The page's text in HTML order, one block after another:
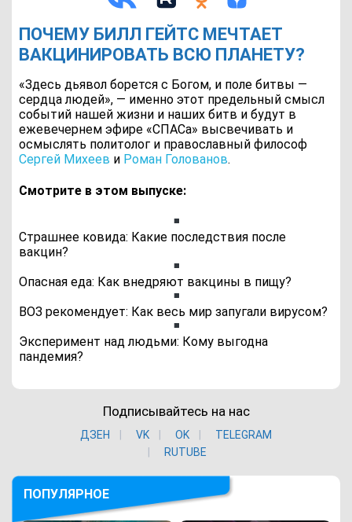
ПОЧЕМУ БИЛЛ ГЕЙТС МЕЧТАЕТ
ВАКЦИНИРОВАТЬ ВСЮ ПЛАНЕТУ?
«Здесь дьявол борется с Богом, и поле битвы —
сердца людей», — именно этот предельный смысл
событий нашей жизни и наших битв и будут в
ежевечернем эфире «СПАСа» высвечивать и
осмыслять политолог и православный философ
Сергей Михеев и Роман Голованов.
Смотрите в этом выпуске:
Страшнее ковида: Какие последствия после
вакцин?
Опасная еда: Как внедряют вакцины в пищу?
ВОЗ рекомендует: Как весь мир запугали вирусом?
Эксперимент над людьми: Кому выгодна
пандемия?
Подписывайтесь на нас
ДЗЕН VK ОK
TELEGRAM
RUTUBE
ПОПУЛЯРНОЕ